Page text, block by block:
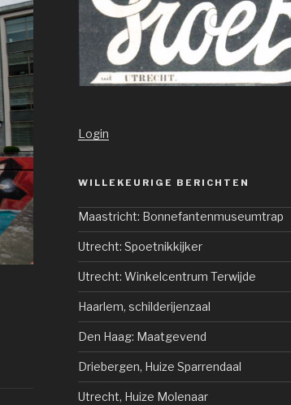
Login
WILLEKEURIGE BERICHTEN
Maastricht: Bonnefantenmuseumtrap
Utrecht: Spoetnikkijker
Utrecht: Winkelcentrum Terwijde
Haarlem, schilderijenzaal
Den Haag: Maatgevend
Driebergen, Huize Sparrendaal
Utrecht, Huize Molenaar